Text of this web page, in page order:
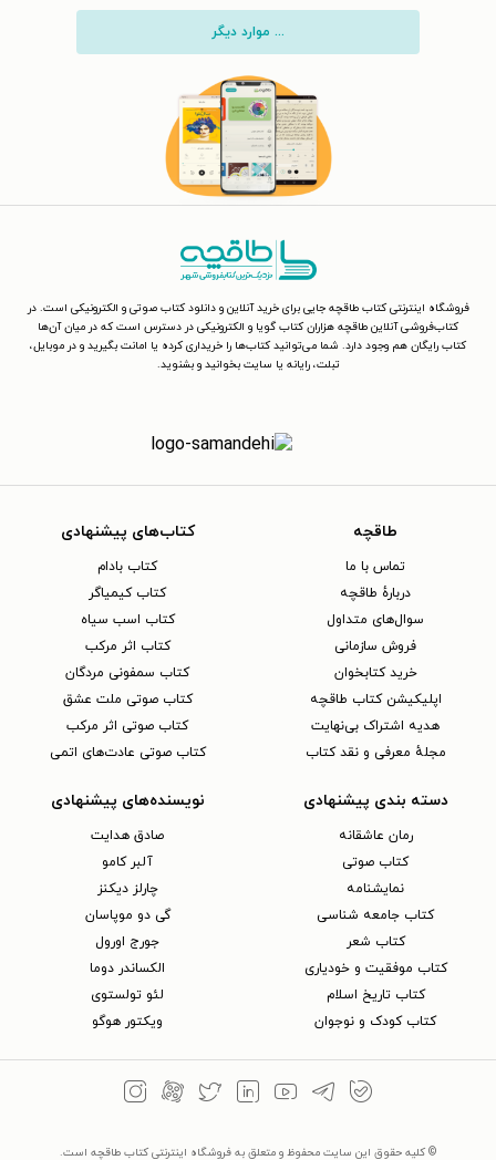
... موارد دیگر
فروشگاه اینترنتی کتاب طاقچه جایی برای خرید آنلاین و دانلود کتاب صوتی و الکترونیکی است. در
کتاب‌فروشی آنلاین طاقچه هزاران کتاب گویا و الکترونیکی در دسترس است که در میان آن‌ها
کتاب رایگان هم وجود دارد. شما می‌توانید کتاب‌ها را خریداری کرده یا امانت بگیرید و در موبایل،
تبلت، رایانه یا سایت بخوانید و بشنوید.
طاقچه
تماس با ما
دربارهٔ طاقچه
سوال‌های متداول
فروش سازمانی
خرید کتابخوان
اپلیکیشن کتاب طاقچه
هدیه اشتراک بی‌نهایت
مجلهٔ معرفی و نقد کتاب
کتاب‌های پیشنهادی
کتاب بادام
کتاب کیمیاگر
کتاب اسب سیاه
کتاب اثر مرکب
کتاب سمفونی مردگان
کتاب صوتی ملت عشق
کتاب صوتی اثر مرکب
کتاب صوتی عادت‌های اتمی
دسته بندی پیشنهادی
رمان عاشقانه
کتاب‌ صوتی
نمایشنامه
کتاب جامعه شناسی
کتاب شعر
کتاب موفقیت و خودیاری
کتاب تاریخ اسلام
کتاب کودک و نوجوان
نویسنده‌های پیشنهادی
صادق هدایت
آلبر کامو
چارلز دیکنز
گی دو موپاسان
جورج اورول
الکساندر دوما
لئو تولستوی
ویکتور هوگو
© کلیه حقوق این سایت محفوظ و متعلق به فروشگاه اینترنتی کتاب طاقچه است.